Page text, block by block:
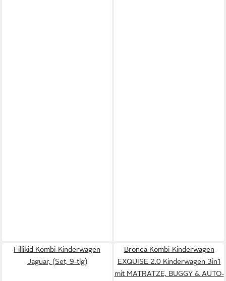
Fillikid Kombi-Kinderwagen
Jaguar, (Set, 9-tlg)
Bronea Kombi-Kinderwagen
EXQUISE 2.0 Kinderwagen 3in1
mit MATRATZE, BUGGY & AUTO-